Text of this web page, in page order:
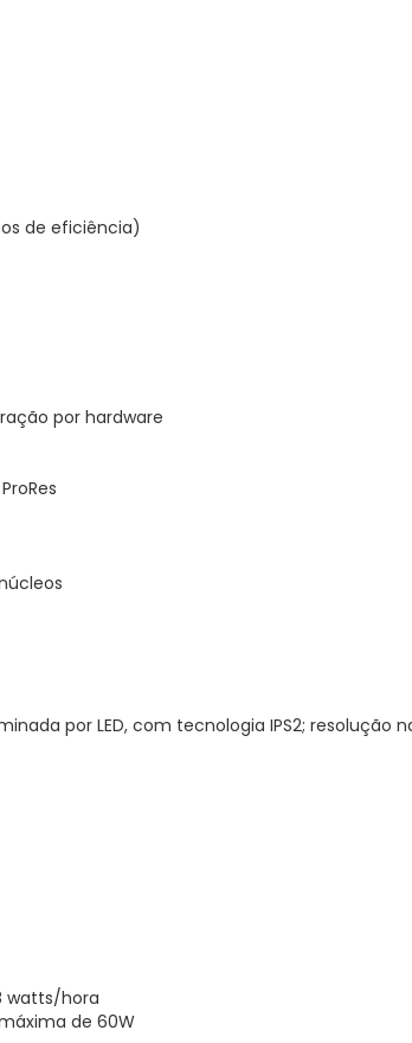
de eficiência)
por hardware
por LED, com tecnologia IPS2; resolução
watts/hora
de 60W